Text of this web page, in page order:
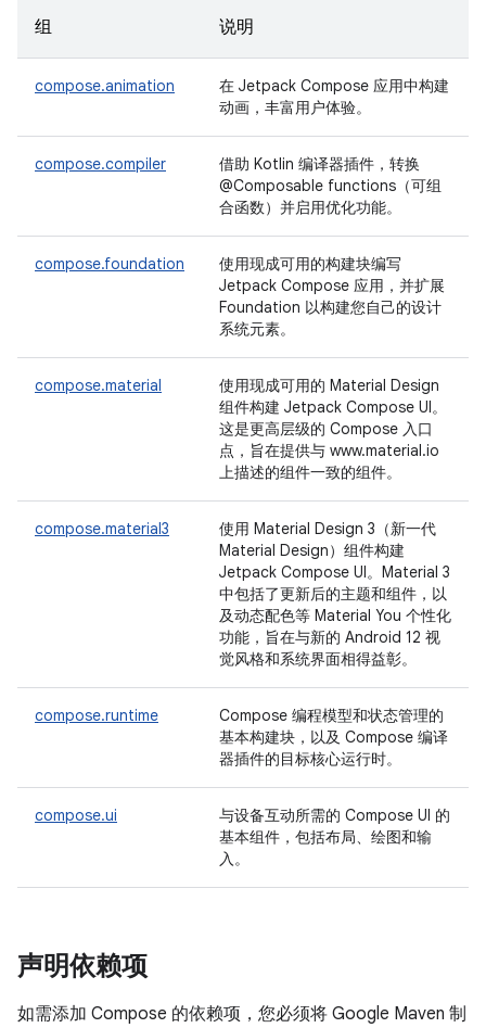
组 说明
compose.animation
在 Jetpack Compose 应用中构建
动画，丰富用户体验。
compose.compiler
借助 Kotlin 编译器插件，转换
@Composable functions（可组
合函数）并启用优化功能。
compose.foundation
使用现成可用的构建块编写
Jetpack Compose 应用，并扩展
Foundation 以构建您自己的设计
系统元素。
compose.material
使用现成可用的 Material Design
组件构建 Jetpack Compose UI。
这是更高层级的 Compose 入口
点，旨在提供与 www.material.io
上描述的组件一致的组件。
compose.material3
使用 Material Design 3（新一代
Material Design）组件构建
Jetpack Compose UI。Material 3
中包括了更新后的主题和组件，以
及动态配色等 Material You 个性化
功能，旨在与新的 Android 12 视
觉风格和系统界面相得益彰。
compose.runtime
Compose 编程模型和状态管理的
基本构建块，以及 Compose 编译
器插件的目标核心运行时。
compose.ui
与设备互动所需的 Compose UI 的
基本组件，包括布局、绘图和输
入。
声明依赖项
如需添加 Compose 的依赖项，您必须将 Google Maven 制